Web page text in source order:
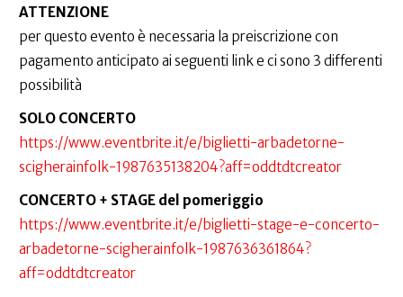
ATTENZIONE
per questo evento è necessaria la preiscrizione con
pagamento anticipato ai seguenti link e ci sono 3 differenti
possibilità
SOLO CONCERTO
https://www.eventbrite.it/e/biglietti-arbadetorne-
scigherainfolk-1987635138204?aff=oddtdtcreator
CONCERTO + STAGE del pomeriggio
https://www.eventbrite.it/e/biglietti-stage-e-concerto-
arbadetorne-scigherainfolk-1987636361864?
aff=oddtdtcreator